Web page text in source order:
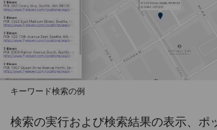
キーワード検索の例
検索の実行および検索結果の表示、ポ